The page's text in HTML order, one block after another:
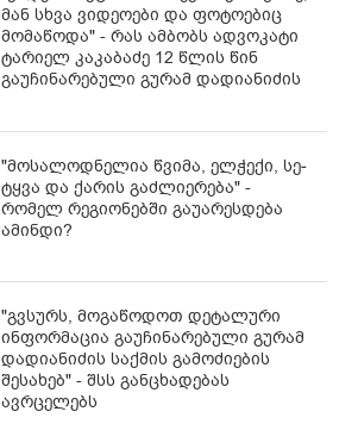
მან სხვა ვიდეოები და ფოტოებიც
მომაწოდა" - რას ამბობს ადვოკატი
ტარიელ კაკაბაძე 12 წლის წინ
გაუჩინარებული გურამ დადიანიძის
"მოსალოდნელია წვიმა, ელ­ჭე­ქი, სე­
ტყვა და ქა­რის გაძ­ლი­ე­რე­ბა" -
რომელ რეგიონებში გაუარესდება
ამინდი?
"გვსურს, მოგაწოდოთ დეტალური
ინფორმაცია გაუჩინარებული გურამ
დადიანიძის საქმის გამოძიების
შესახებ" - შსს განცხადებას
ავრცელებს